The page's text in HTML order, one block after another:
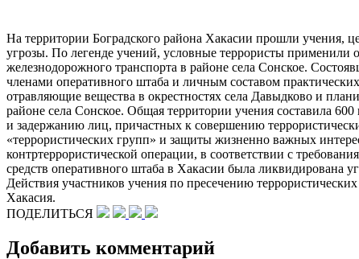
На территории Боградского района Хакасии прошли учения,
угрозы. По легенде учений, условные террористы применили
железнодорожного транспорта в районе села Сонское.
членами оперативного штаба и личным составом
отравляющие вещества в окрестностях села Давыдково и
районе села Сонское. Общая территории учения составила
и задержанию лиц, причастных к совершению
«террористических групп» и защиты жизненно важных
контртеррористической операции, в соответствии с
средств оперативного штаба в Хакасии была ликвидирована
Действия участников учения по пресечению
Хакасия.
ПОДЕЛИТЬСЯ
Добавить комментарий